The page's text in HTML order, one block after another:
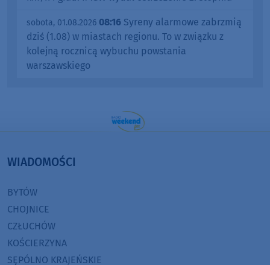
sobota, 01.08.2026 08:16 Syreny alarmowe zabrzmią
dziś (1.08) w miastach regionu. To w związku z
kolejną rocznicą wybuchu powstania
warszawskiego
WIADOMOŚCI
BYTÓW
CHOJNICE
CZŁUCHÓW
KOŚCIERZYNA
SĘPÓLNO KRAJEŃSKIE